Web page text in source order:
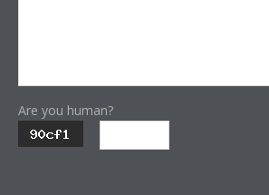
Are you human?